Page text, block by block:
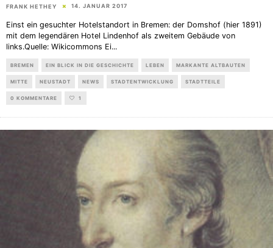
FRANK HETHEY 14. JANUAR 2017
Einst ein gesuchter Hotelstandort in Bremen: der Domshof (hier 1891)
mit dem legendären Hotel Lindenhof als zweitem Gebäude von
links.Quelle: Wikicommons Ei...
BREMEN EIN BLICK IN DIE GESCHICHTE LEBEN MARKANTE ALTBAUTEN
MITTE NEUSTADT NEWS STADTENTWICKLUNG STADTTEILE
0 KOMMENTARE 1